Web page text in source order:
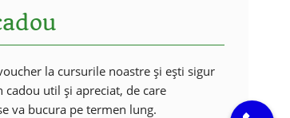
la cursurile noastre și ești sigur
cadou util și apreciat, de care
va bucura pe termen lung.